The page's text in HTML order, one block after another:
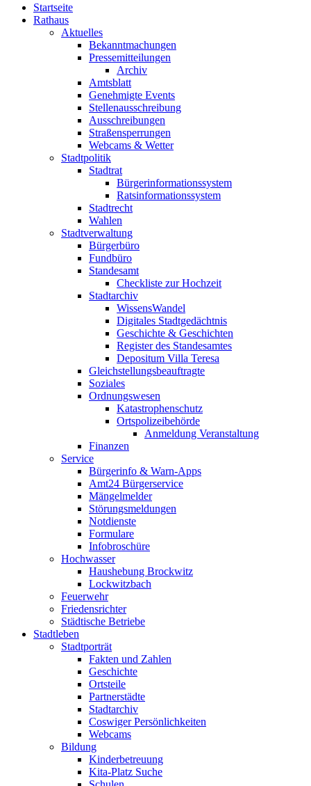
Startseite
Rathaus
Aktuelles
Bekanntmachungen
Pressemitteilungen
Archiv
Amtsblatt
Genehmigte Events
Stellenausschreibung
Ausschreibungen
Straßensperrungen
Webcams & Wetter
Stadtpolitik
Stadtrat
Bürgerinformationssystem
Ratsinformationssystem
Stadtrecht
Wahlen
Stadtverwaltung
Bürgerbüro
Fundbüro
Standesamt
Checkliste zur Hochzeit
Stadtarchiv
WissensWandel
Digitales Stadtgedächtnis
Geschichte & Geschichten
Register des Standesamtes
Depositum Villa Teresa
Gleichstellungsbeauftragte
Soziales
Ordnungswesen
Katastrophenschutz
Ortspolizeibehörde
Anmeldung Veranstaltung
Finanzen
Service
Bürgerinfo & Warn-Apps
Amt24 Bürgerservice
Mängelmelder
Störungsmeldungen
Notdienste
Formulare
Infobroschüre
Hochwasser
Haushebung Brockwitz
Lockwitzbach
Feuerwehr
Friedensrichter
Städtische Betriebe
Stadtleben
Stadtporträt
Fakten und Zahlen
Geschichte
Ortsteile
Partnerstädte
Stadtarchiv
Coswiger Persönlichkeiten
Webcams
Bildung
Kinderbetreuung
Kita-Platz Suche